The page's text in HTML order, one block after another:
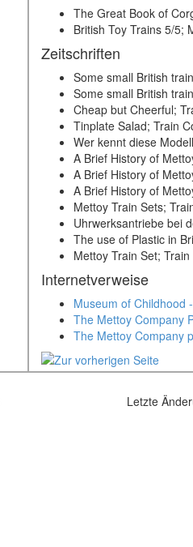
The Great Book of
British Toy Trains 5/5;
Zeitschriften
Some small British
Some small British
Cheap but Cheerful;
Tinplate Salad; Train
Wer kennt diese
A Brief History of
A Brief History of
A Brief History of
Mettoy Train Sets;
Uhrwerksantriebe bei
The use of Plastic in
Mettoy Train Set;
Internetverweise
Museum of Childhood
The Mettoy Company
The Mettoy Company
Letzte